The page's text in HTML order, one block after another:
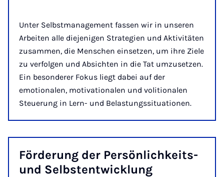
Unter Selbstmanagement fassen wir in unseren
Arbeiten alle diejenigen Strategien und Aktivitäten
zusammen, die Menschen einsetzen, um ihre Ziele
zu verfolgen und Absichten in die Tat umzusetzen.
Ein besonderer Fokus liegt dabei auf der
emotionalen, motivationalen und volitionalen
Steuerung in Lern- und Belastungssituationen.
För­de­rung der Per­sön­lich­keits-
und Selbst­ent­wick­lung